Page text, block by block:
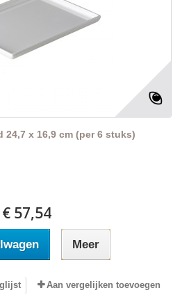
24,7 x 16,9 cm (per 6 stuks)
€ 57,54
Meer
Aan vergelijken toevoegen